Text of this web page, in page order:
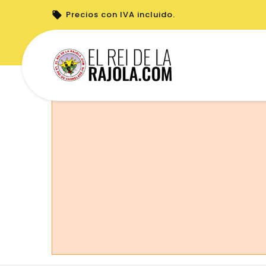
Precios con IVA incluido.
No puede realizar pedidos desde su